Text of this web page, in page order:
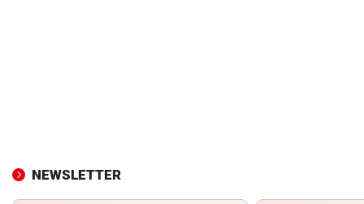
NEWSLETTER